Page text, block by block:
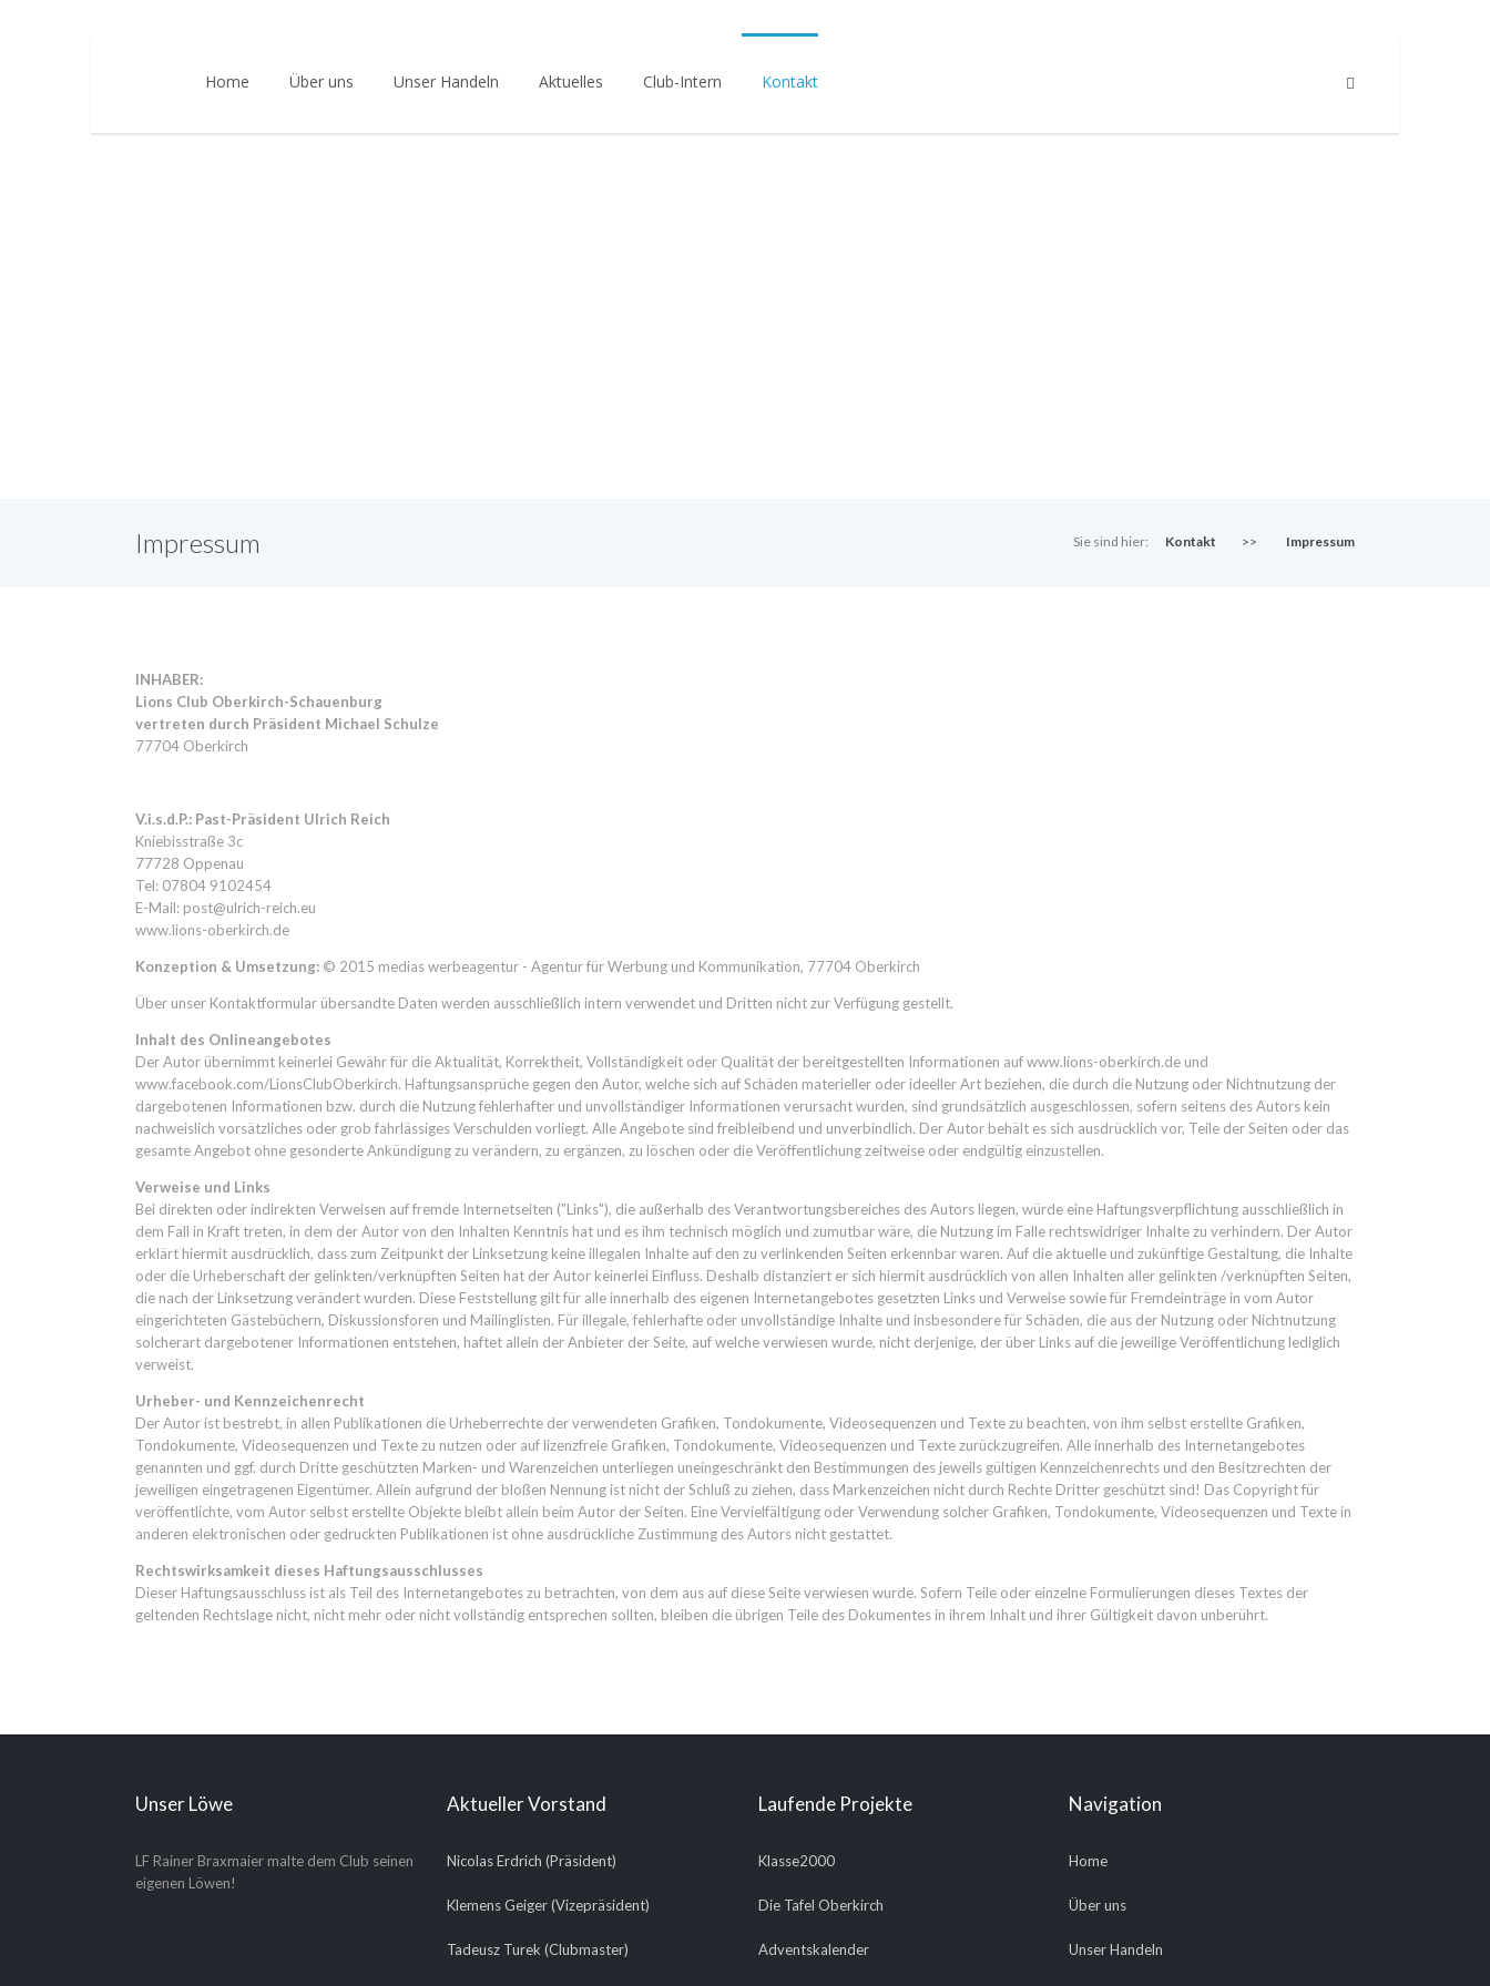
Home Über uns Unser Handeln Aktuelles Club-Intern Kontakt
Impressum Sie sind hier: Kontakt >> Impressum
INHABER:
Lions Club Oberkirch-Schauenburg
vertreten durch Präsident Michael Schulze
77704 Oberkirch
V.i.s.d.P.: Past-Präsident Ulrich Reich
Kniebisstraße 3c
77728 Oppenau
Tel: 07804 9102454
E-Mail: post@ulrich-reich.eu
www.lions-oberkirch.de
Konzeption & Umsetzung: © 2015 medias werbeagentur - Agentur für Werbung und Kommunikation, 77704 Oberkirch
Über unser Kontaktformular übersandte Daten werden ausschließlich intern verwendet und Dritten nicht zur Verfügung gestellt.
Inhalt des Onlineangebotes
Der Autor übernimmt keinerlei Gewähr für die Aktualität, Korrektheit, Vollständigkeit oder Qualität der bereitgestellten Informationen auf www.lions-oberkirch.de und
www.facebook.com/LionsClubOberkirch. Haftungsansprüche gegen den Autor, welche sich auf Schäden materieller oder ideeller Art beziehen, die durch die Nutzung oder Nichtnutzung der
dargebotenen Informationen bzw. durch die Nutzung fehlerhafter und unvollständiger Informationen verursacht wurden, sind grundsätzlich ausgeschlossen, sofern seitens des Autors kein
nachweislich vorsätzliches oder grob fahrlässiges Verschulden vorliegt. Alle Angebote sind freibleibend und unverbindlich. Der Autor behält es sich ausdrücklich vor, Teile der Seiten oder das
gesamte Angebot ohne gesonderte Ankündigung zu verändern, zu ergänzen, zu löschen oder die Veröffentlichung zeitweise oder endgültig einzustellen.
Verweise und Links
Bei direkten oder indirekten Verweisen auf fremde Internetseiten ("Links"), die außerhalb des Verantwortungsbereiches des Autors liegen, würde eine Haftungsverpflichtung ausschließlich in
dem Fall in Kraft treten, in dem der Autor von den Inhalten Kenntnis hat und es ihm technisch möglich und zumutbar wäre, die Nutzung im Falle rechtswidriger Inhalte zu verhindern. Der Autor
erklärt hiermit ausdrücklich, dass zum Zeitpunkt der Linksetzung keine illegalen Inhalte auf den zu verlinkenden Seiten erkennbar waren. Auf die aktuelle und zukünftige Gestaltung, die Inhalte
oder die Urheberschaft der gelinkten/verknüpften Seiten hat der Autor keinerlei Einfluss. Deshalb distanziert er sich hiermit ausdrücklich von allen Inhalten aller gelinkten /verknüpften Seiten,
die nach der Linksetzung verändert wurden. Diese Feststellung gilt für alle innerhalb des eigenen Internetangebotes gesetzten Links und Verweise sowie für Fremdeinträge in vom Autor
eingerichteten Gästebüchern, Diskussionsforen und Mailinglisten. Für illegale, fehlerhafte oder unvollständige Inhalte und insbesondere für Schäden, die aus der Nutzung oder Nichtnutzung
solcherart dargebotener Informationen entstehen, haftet allein der Anbieter der Seite, auf welche verwiesen wurde, nicht derjenige, der über Links auf die jeweilige Veröffentlichung lediglich
verweist.
Urheber- und Kennzeichenrecht
Der Autor ist bestrebt, in allen Publikationen die Urheberrechte der verwendeten Grafiken, Tondokumente, Videosequenzen und Texte zu beachten, von ihm selbst erstellte Grafiken,
Tondokumente, Videosequenzen und Texte zu nutzen oder auf lizenzfreie Grafiken, Tondokumente, Videosequenzen und Texte zurückzugreifen. Alle innerhalb des Internetangebotes
genannten und ggf. durch Dritte geschützten Marken- und Warenzeichen unterliegen uneingeschränkt den Bestimmungen des jeweils gültigen Kennzeichenrechts und den Besitzrechten der
jeweiligen eingetragenen Eigentümer. Allein aufgrund der bloßen Nennung ist nicht der Schluß zu ziehen, dass Markenzeichen nicht durch Rechte Dritter geschützt sind! Das Copyright für
veröffentlichte, vom Autor selbst erstellte Objekte bleibt allein beim Autor der Seiten. Eine Vervielfältigung oder Verwendung solcher Grafiken, Tondokumente, Videosequenzen und Texte in
anderen elektronischen oder gedruckten Publikationen ist ohne ausdrückliche Zustimmung des Autors nicht gestattet.
Rechtswirksamkeit dieses Haftungsausschlusses
Dieser Haftungsausschluss ist als Teil des Internetangebotes zu betrachten, von dem aus auf diese Seite verwiesen wurde. Sofern Teile oder einzelne Formulierungen dieses Textes der
geltenden Rechtslage nicht, nicht mehr oder nicht vollständig entsprechen sollten, bleiben die übrigen Teile des Dokumentes in ihrem Inhalt und ihrer Gültigkeit davon unberührt.
Unser Löwe
LF Rainer Braxmaier malte dem Club seinen
eigenen Löwen!
Aktueller Vorstand
Nicolas Erdrich (Präsident)
Klemens Geiger (Vizepräsident)
Tadeusz Turek (Clubmaster)
Laufende Projekte
Klasse2000
Die Tafel Oberkirch
Adventskalender
Navigation
Home
Über uns
Unser Handeln